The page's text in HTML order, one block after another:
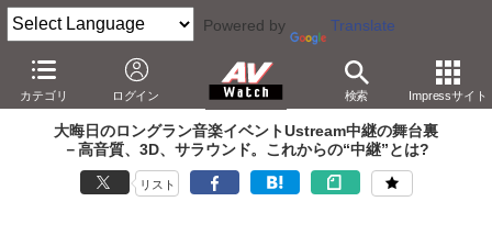
Powered by Translate
カテゴリ ログイン 検索 Impressサイト
本田雅一のAV Trends
大晦日のロングラン音楽イベントUstream中継の舞台裏
－高音質、3D、サラウンド。これからの“中継”とは?
リスト